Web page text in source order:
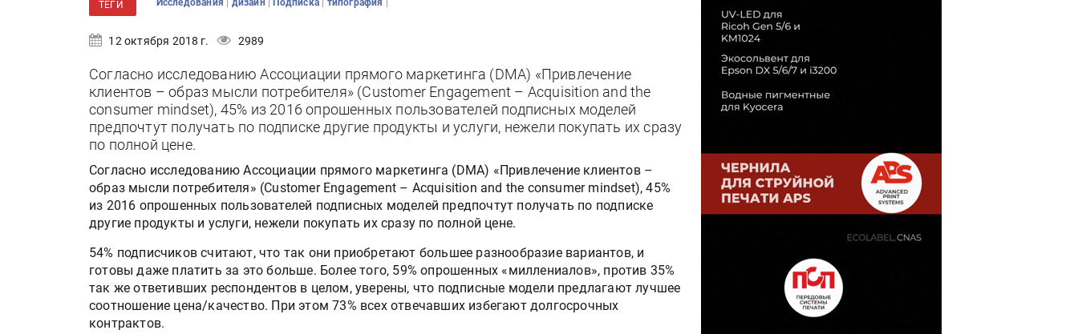
ТЕГИ Исследования дизайн Подписка типография
12 октября 2018 г. 2989
Согласно исследованию Ассоциации прямого маркетинга (DMA) «Привлечение
клиентов – образ мысли потребителя» (Customer Engagement – Acquisition and the
consumer mindset), 45% из 2016 опрошенных пользователей подписных моделей
предпочтут получать по подписке другие продукты и услуги, нежели покупать их сразу
по полной цене.
Согласно исследованию Ассоциации прямого маркетинга (DMA) «Привлечение клиентов –
образ мысли потребителя» (Customer Engagement – Acquisition and the consumer mindset), 45%
из 2016 опрошенных пользователей подписных моделей предпочтут получать по подписке
другие продукты и услуги, нежели покупать их сразу по полной цене.
54% подписчиков считают, что так они приобретают большее разнообразие вариантов, и
готовы даже платить за это больше. Более того, 59% опрошенных «миллениалов», против 35%
так же ответивших респондентов в целом, уверены, что подписные модели предлагают лучшее
соотношение цена/качество. При этом 73% всех отвечавших избегают долгосрочных
контрактов.